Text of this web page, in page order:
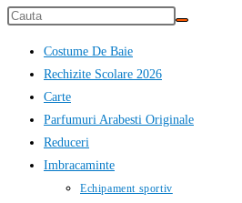
Costume De Baie
Rechizite Scolare 2026
Carte
Parfumuri Arabesti Originale
Reduceri
Imbracaminte
Echipament sportiv